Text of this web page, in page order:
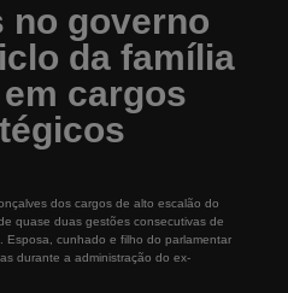
no governo
da família
cargos
dos cargos de alto escalão do
quase duas gestões consecutivas de
Esposa, cunhado e filho do parlamentar
durante a administração do ex-